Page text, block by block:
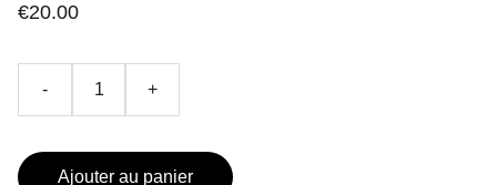
€20.00
- +
Ajouter au panier